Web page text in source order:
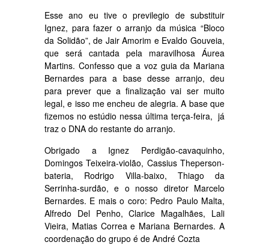
Esse ano eu tive o previlegio de substituir
Ignez, para fazer o arranjo da música “Bloco
da Solidão”, de Jair Amorim e Evaldo Gouveia,
que será cantada pela maravilhosa Áurea
Martins. Confesso que a voz guia da Mariana
Bernardes para a base desse arranjo, deu
para prever que a finalização vai ser muito
legal, e isso me encheu de alegria. A base que
fizemos no estúdio nessa última terça-feira, já
traz o DNA do restante do arranjo.
Obrigado a Ignez Perdigão-cavaquinho,
Domingos Teixeira-violão, Cassius Theperson-
bateria, Rodrigo Villa-baixo, Thiago da
Serrinha-surdão, e o nosso diretor Marcelo
Bernardes. E mais o coro: Pedro Paulo Malta,
Alfredo Del Penho, Clarice Magalhães, Lali
Vieira, Matias Correa e Mariana Bernardes. A
coordenação do grupo é de André Cozta